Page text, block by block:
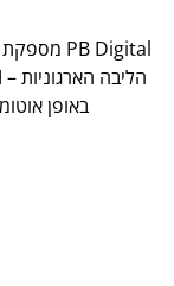
באופן